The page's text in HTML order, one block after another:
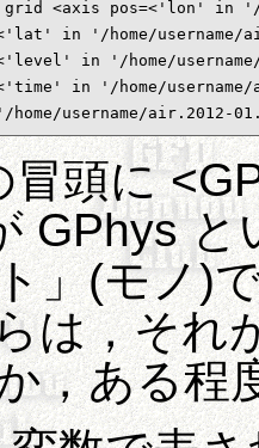
grid <axis pos=<'lon' in
in '/home/username/
in '/home/
in '/home/
home/username/air.2012-
冒頭に
GPhys と
」(モノ)
は，それ
，ある程